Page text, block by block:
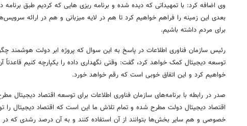
وی اضافه کرد: با تمهیداتی که دیده شده و برنامه ریزی هایی که کردیم طبق
بعدی این زمینه را فراهم خواهیم کرد تا هم در لایه میزبانی و هم در ارائه
برای مردم داشته باشیم.
رئیس سازمان فناوری اطلاعات در پاسخ به این سوال که پروژه ابر دولت هوشمند
توسعه دیجیتال کمک خواهد کرد، گفت: وقتی نگهداری داده را یکپارچه کنیم قاعدتاً
خواهیم کرد و این اتفاق خوبی است که رقم خواهد خورد.
صدر در رابطه با برنامه‌های سازمان فناوری اطلاعات برای توسعه اقتصاد دیجیتال
اقتصاد دیجیتال دولت مطرح شده و تمام تلاش ما این است که اقتصاد دیجیتال
خصوصی و هم سایر بخش‌ها بتوانند از آن استفاده کنند و به آن درصد رشدی که در